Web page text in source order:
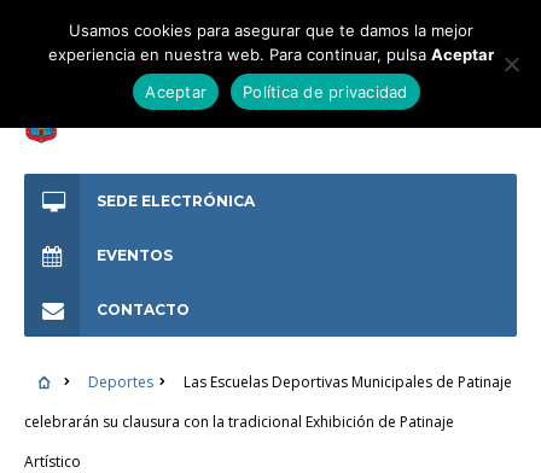
SEDE ELECTRÓNICA
EVENTOS
CONTACTO
Deportes
Las Escuelas Deportivas Municipales de Patinaje
celebrarán su clausura con la tradicional Exhibición de Patinaje
Artístico
Usamos cookies para asegurar que te damos la mejor
experiencia en nuestra web. Para continuar, pulsa Aceptar
Aceptar
Política de privacidad